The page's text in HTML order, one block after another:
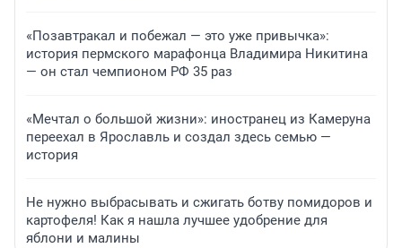
«Позавтракал и побежал — это уже привычка»:
история пермского марафонца Владимира Никитина
— он стал чемпионом РФ 35 раз
«Мечтал о большой жизни»: иностранец из Камеруна
переехал в Ярославль и создал здесь семью —
история
Не нужно выбрасывать и сжигать ботву помидоров и
картофеля! Как я нашла лучшее удобрение для
яблони и малины